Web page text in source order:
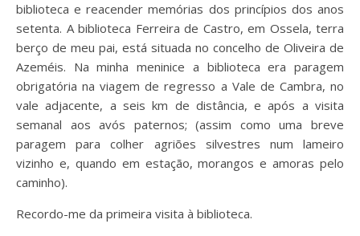
biblioteca e reacender memórias dos princípios dos anos
setenta. A biblioteca Ferreira de Castro, em Ossela, terra
berço de meu pai, está situada no concelho de Oliveira de
Azeméis. Na minha meninice a biblioteca era paragem
obrigatória na viagem de regresso a Vale de Cambra, no
vale adjacente, a seis km de distância, e após a visita
semanal aos avós paternos; (assim como uma breve
paragem para colher agriões silvestres num lameiro
vizinho e, quando em estação, morangos e amoras pelo
caminho).
Recordo-me da primeira visita à biblioteca.